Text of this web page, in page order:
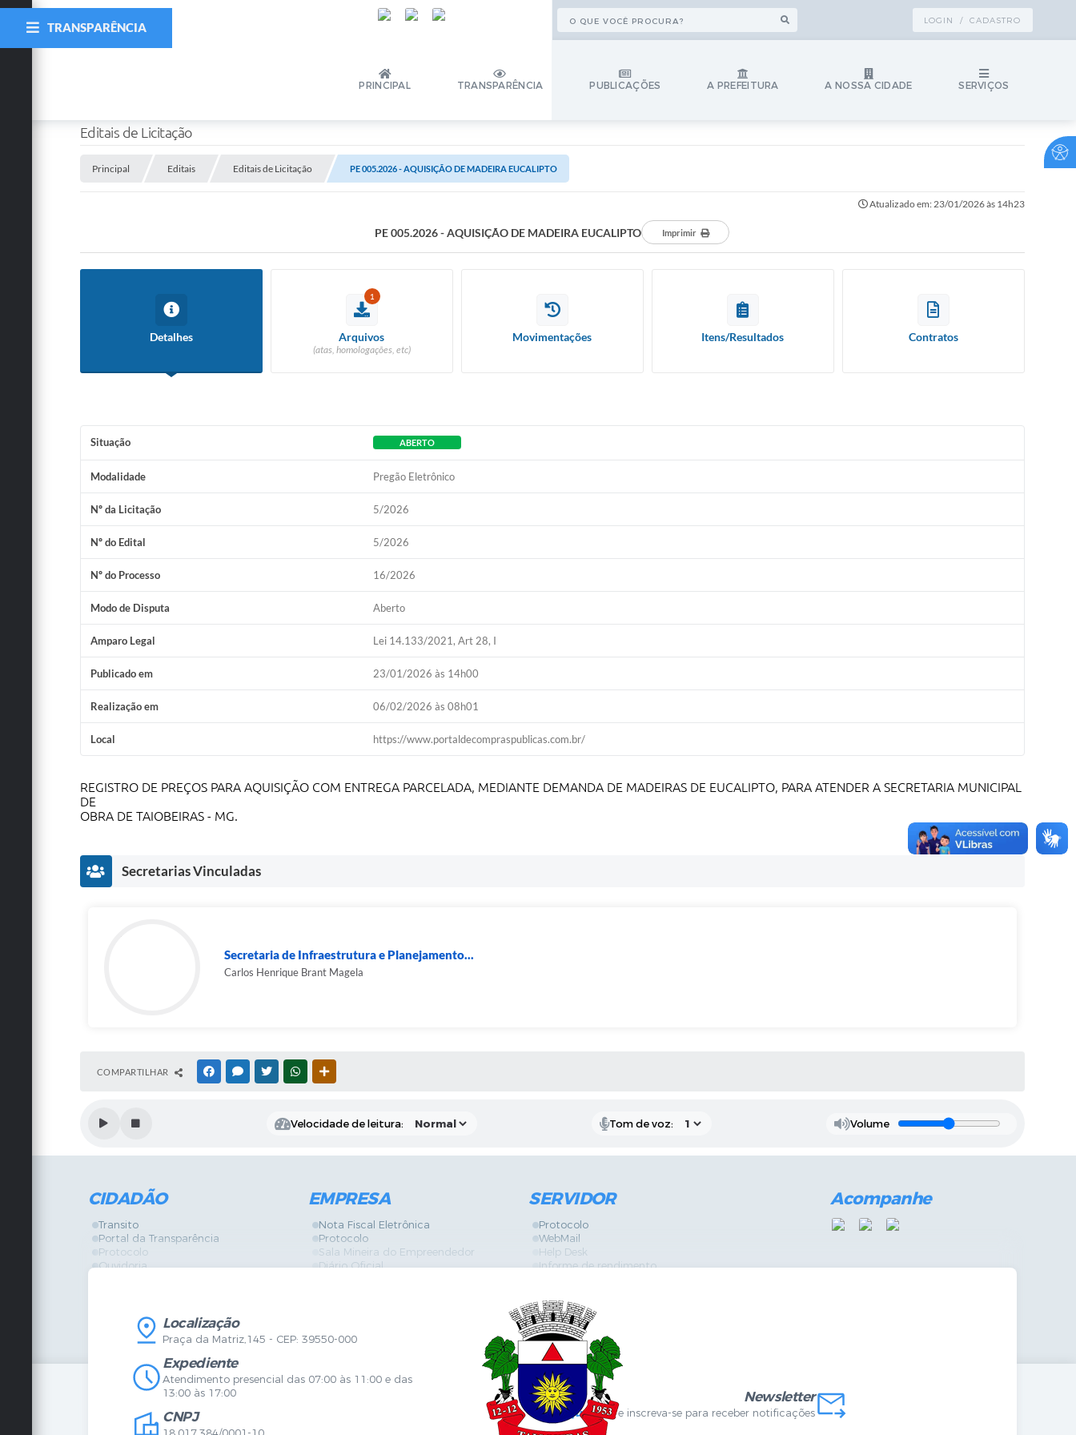
LOGIN / CADASTRO
PRINCIPAL TRANSPARÊNCIA PUBLICAÇÕES A PREFEITURA A NOSSA CIDADE SERVIÇOS
TRANSPARÊNCIA
Editais de Licitação
Principal Editais Editais de Licitação PE 005.2026 - AQUISIÇÃO DE MADEIRA EUCALIPTO
Atualizado em: 23/01/2026 às 14h23
PE 005.2026 - AQUISIÇÃO DE MADEIRA EUCALIPTO Imprimir
Detalhes
1
Arquivos
(atas, homologações, etc)
Movimentações Itens/Resultados Contratos
Situação ABERTO
Modalidade Pregão Eletrônico
Nº da Licitação 5/2026
Nº do Edital 5/2026
Nº do Processo 16/2026
Modo de Disputa Aberto
Amparo Legal Lei 14.133/2021, Art 28, I
Publicado em 23/01/2026 às 14h00
Realização em 06/02/2026 às 08h01
Local https://www.portaldecompraspublicas.com.br/
REGISTRO DE PREÇOS PARA AQUISIÇÃO COM ENTREGA PARCELADA, MEDIANTE DEMANDA DE MADEIRAS DE EUCALIPTO, PARA ATENDER A SECRETARIA MUNICIPAL
DE
OBRA DE TAIOBEIRAS - MG.
Secretarias Vinculadas
Secretaria de Infraestrutura e Planejamento...
Carlos Henrique Brant Magela
COMPARTILHAR FACEBOOKMESSENGER
TWITTERWHATSAPP
Velocidade de leitura: Tom de voz: Volume
CIDADÃO
Transito
Portal da Transparência
Protocolo
Ouvidoria
Legislação
Diário Oficial
Mapa do Site
Certidões
Agenda de Eventos
Concursos
Telefones Úteis
EMPRESA
Nota Fiscal Eletrônica
Protocolo
Sala Mineira do Empreendedor
Diário Oficial
Serviços Online
Vigilância Sanitária
SERVIDOR
Protocolo
WebMail
Help Desk
Informe de rendimento
GPI
Diário Oficial
Fale com RH
SGDI - Sistema de Gerência de Demandas Internas
Concurso Público e Processo Seletivo
Portal da Atenção Primaria
Acompanhe
Localização
Praça da Matriz,145 - CEP: 39550-000
Expediente
Atendimento presencial das 07:00 às 11:00 e das
13:00 às 17:00
CNPJ
Newsletter
Clique aquie inscreva-se para receber notificações